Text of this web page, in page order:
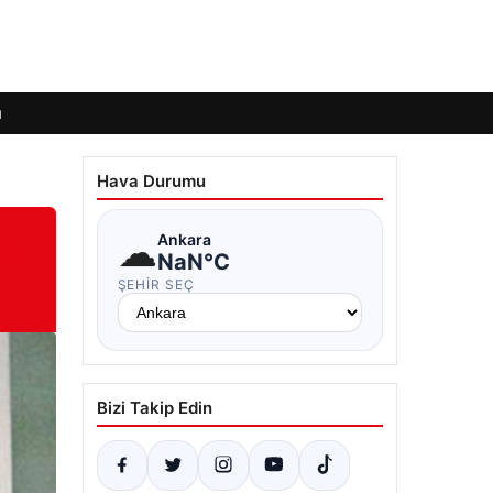
Hava Durumu
☁Ankara
NaN°C
ŞEHIR SEÇ
Bizi Takip Edin